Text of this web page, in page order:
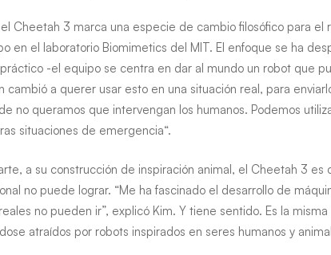
Cheetah 3 marca una especie de cambio filosófico para
en el laboratorio Biomimetics del MIT. El enfoque se ha
-el equipo se centra en dar al mundo un robot que
cambió a querer usar esto en una situación real, para
no queramos que intervengan los humanos. Podemos
situaciones de emergencia“.
a su construcción de inspiración animal, el Cheetah 3
no puede lograr. “Me ha fascinado el desarrollo de
no pueden ir”, explicó Kim. Y tiene sentido. Es la
atraídos por robots inspirados en seres humanos y